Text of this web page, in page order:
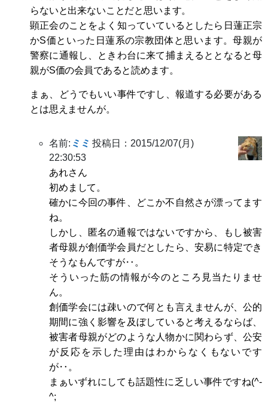
らないと出来ないことだと思います。
顕正会のことをよく知っていているとしたら日蓮正宗
かS価といった日蓮系の宗教団体と思います。母親が
警察に通報し、ときわ台に来て捕まえるととなると母
親がS価の会員であると読めます。
まぁ、どうでもいい事件ですし、報道する必要がある
とは思えませんが。
名前: ミミ 投稿日：2015/12/07(月)
22:30:53
あれさん
初めまして。
確かに今回の事件、どこか不自然さが漂ってます
ね。
しかし、匿名の通報ではないですから、もし被害
者母親が創価学会員だとしたら、安易に特定でき
そうなもんですが‥。
そういった筋の情報が今のところ見当たりませ
ん。
創価学会には疎いので何とも言えませんが、公的
期間に強く影響を及ぼしていると考えるならば、
被害者母親がどのような人物かに関わらず、公安
が反応を示した理由はわからなくもないです
が‥。
まぁいずれにしても話題性に乏しい事件ですね(^-
^;